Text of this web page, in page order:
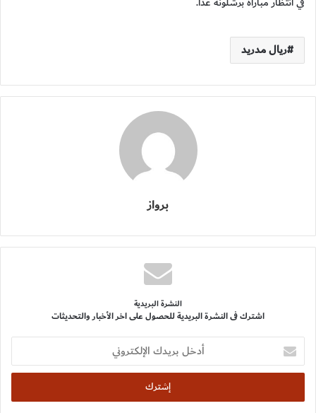
ريال مدريد
برواز
النشرة البريدية
اشترك فى النشرة البريدية للحصول على اخر الأخبار والتحديثات
أدخل
بريدك
الإلكتروني